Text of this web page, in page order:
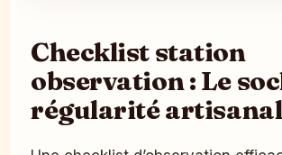
Checklist station
observation : Le
régularité